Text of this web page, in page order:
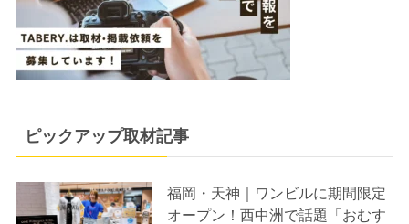
ピックアップ取材記事
福岡・天神｜ワンビルに期間限定
オープン！西中洲で話題「おむす